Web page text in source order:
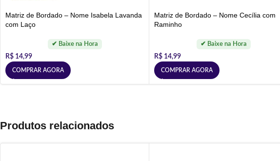
Matriz de Bordado – Nome Isabela Lavanda
com Laço
R$ 14,99
COMPRAR AGORA
Matriz de Bordado – Nome Cecília com
Raminho
R$ 14,99
COMPRAR AGORA
Produtos relacionados